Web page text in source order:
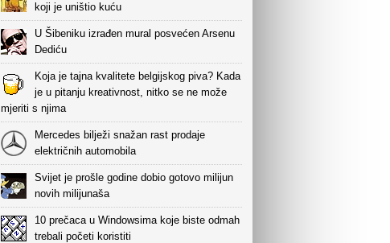
koji je uništio kuću
U Šibeniku izrađen mural posvećen Arsenu
Dediću
Koja je tajna kvalitete belgijskog piva? Kada
je u pitanju kreativnost, nitko se ne može
mjeriti s njima
Mercedes bilježi snažan rast prodaje
električnih automobila
Svijet je prošle godine dobio gotovo milijun
novih milijunaša
10 prečaca u Windowsima koje biste odmah
trebali početi koristiti